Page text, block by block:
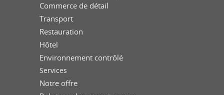
Commerce de détail
Transport
Restauration
Hôtel
Environnement contrôlé
Services
Notre offre